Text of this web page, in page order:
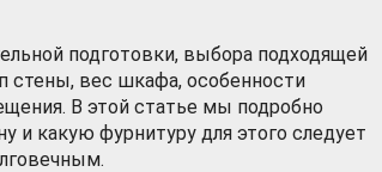
подготовки, выбора подходящей
стены, вес шкафа, особенности
В этой статье мы подробно
и какую фурнитуру для этого следует